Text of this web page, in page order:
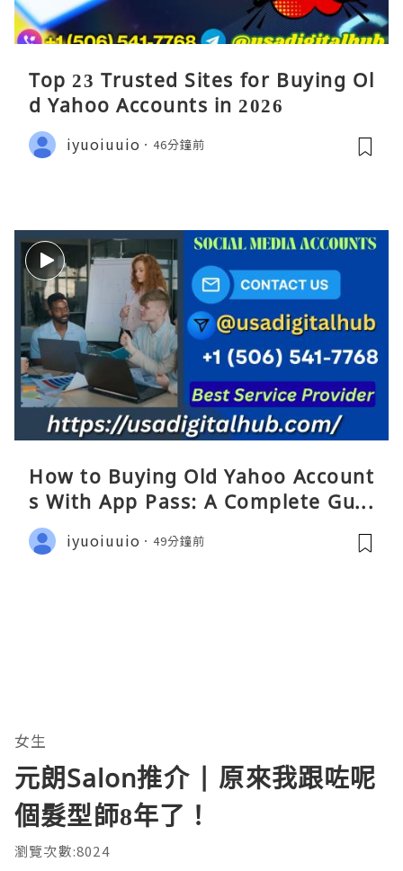
Top 23 Trusted Sites for Buying Ol
d Yahoo Accounts in 2026
iyuoiuuio 46分鐘前
How to Buying Old Yahoo Account
s With App Pass: A Complete Guid
e
iyuoiuuio 49分鐘前
女生
元朗Salon推介 | 原來我跟咗呢
個髮型師8年了！
瀏覽次數:8024